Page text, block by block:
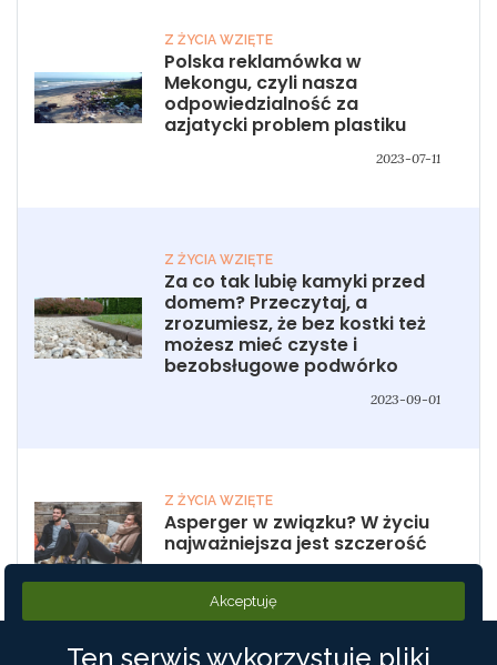
Z ŻYCIA WZIĘTE
Polska reklamówka w
Mekongu, czyli nasza
odpowiedzialność za
azjatycki problem plastiku
2023-07-11
Z ŻYCIA WZIĘTE
Za co tak lubię kamyki przed
domem? Przeczytaj, a
zrozumiesz, że bez kostki też
możesz mieć czyste i
bezobsługowe podwórko
2023-09-01
Z ŻYCIA WZIĘTE
Asperger w związku? W życiu
najważniejsza jest szczerość
Akceptuję
Ten serwis wykorzystuje pliki